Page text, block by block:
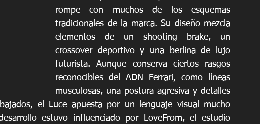
rompe con muchos de los esquemas
tradicionales de la marca. Su diseño mezcla
elementos de un shooting brake, un
crossover deportivo y una berlina de lujo
futurista. Aunque conserva ciertos rasgos
reconocibles del ADN Ferrari, como líneas
musculosas, una postura agresiva y detalles
el Luce apuesta por un lenguaje visual mucho
estuvo influenciado por LoveFrom, el estudio